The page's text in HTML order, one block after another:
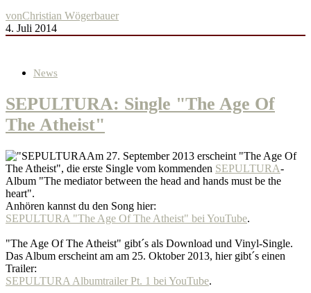
vonChristian Wögerbauer
4. Juli 2014
News
SEPULTURA: Single "The Age Of
The Atheist"
Am 27. September 2013 erscheint "The Age Of
The Atheist", die erste Single vom kommenden SEPULTURA-
Album "The mediator between the head and hands must be the
heart".
Anhören kannst du den Song hier:
SEPULTURA "The Age Of The Atheist" bei YouTube.
"The Age Of The Atheist" gibt´s als Download und Vinyl-Single.
Das Album erscheint am am 25. Oktober 2013, hier gibt´s einen
Trailer:
SEPULTURA Albumtrailer Pt. 1 bei YouTube.